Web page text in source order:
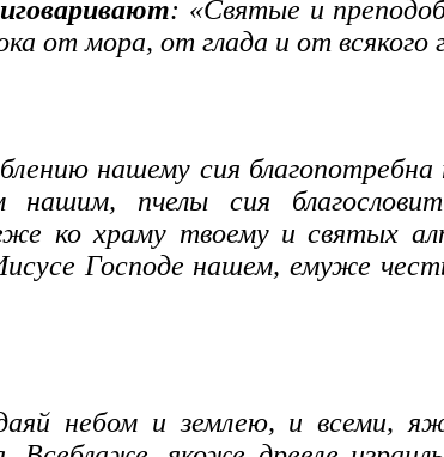
: «Святые и
от мора, от глада и от всякого
нашему сия
пчелы сия
ко храму твоему и святых
Господе нашем, емуже честь
небом и землею, и всеми,